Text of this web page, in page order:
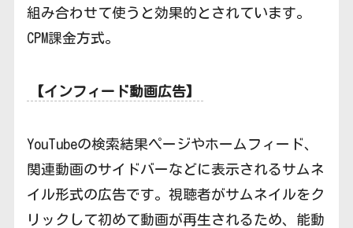
組み合わせて使うと効果的とされています。
CPM課金方式。
【インフィード動画広告】
YouTubeの検索結果ページやホームフィード、
関連動画のサイドバーなどに表示されるサムネ
イル形式の広告です。視聴者がサムネイルをク
リックして初めて動画が再生されるため、能動